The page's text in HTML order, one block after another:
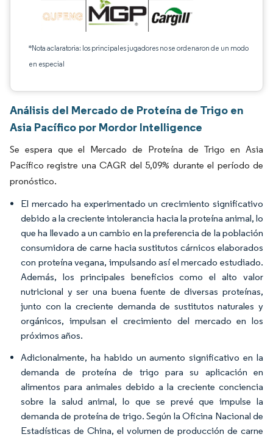
*Nota aclaratoria: los principales jugadores no se ordenaron de un modo
en especial
Análisis del Mercado de Proteína de Trigo en
Asia Pacífico por Mordor Intelligence
Se espera que el Mercado de Proteína de Trigo en Asia
Pacífico registre una CAGR del 5,09% durante el período de
pronóstico.
El mercado ha experimentado un crecimiento significativo
debido a la creciente intolerancia hacia la proteína animal, lo
que ha llevado a un cambio en la preferencia de la población
consumidora de carne hacia sustitutos cárnicos elaborados
con proteína vegana, impulsando así el mercado estudiado.
Además, los principales beneficios como el alto valor
nutricional y ser una buena fuente de diversas proteínas,
junto con la creciente demanda de sustitutos naturales y
orgánicos, impulsan el crecimiento del mercado en los
próximos años.
Adicionalmente, ha habido un aumento significativo en la
demanda de proteína de trigo para su aplicación en
alimentos para animales debido a la creciente conciencia
sobre la salud animal, lo que se prevé que impulse la
demanda de proteína de trigo. Según la Oficina Nacional de
Estadísticas de China, el volumen de producción de carne